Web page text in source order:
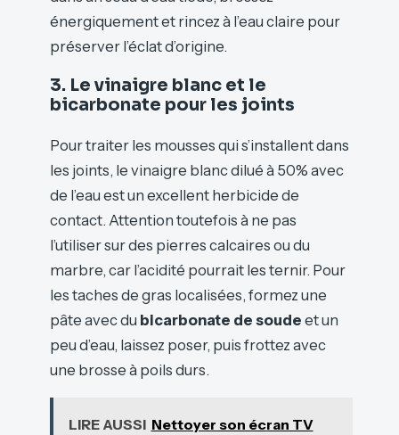
énergiquement et rincez à l’eau claire pour
préserver l’éclat d’origine.
3. Le vinaigre blanc et le
bicarbonate pour les joints
Pour traiter les mousses qui s’installent dans
les joints, le vinaigre blanc dilué à 50% avec
de l’eau est un excellent herbicide de
contact. Attention toutefois à ne pas
l’utiliser sur des pierres calcaires ou du
marbre, car l’acidité pourrait les ternir. Pour
les taches de gras localisées, formez une
pâte avec du bicarbonate de soude et un
peu d’eau, laissez poser, puis frottez avec
une brosse à poils durs.
LIRE AUSSI Nettoyer son écran TV